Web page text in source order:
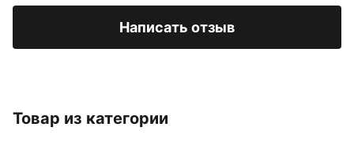
Написать отзыв
Товар из категории